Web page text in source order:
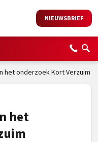
NIEUWSBRIEF
het onderzoek Kort Verzuim
het